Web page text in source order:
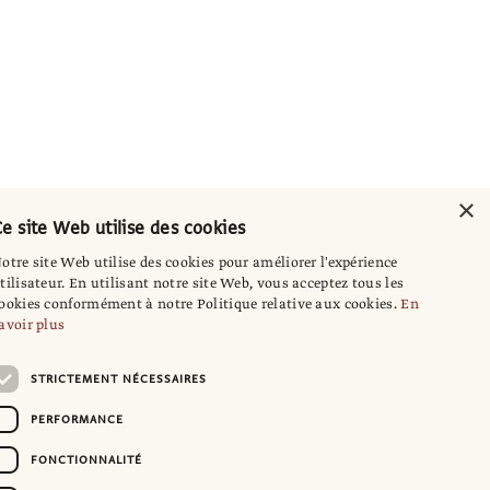
×
site Web utilise des cookies
site Web utilise des cookies pour améliorer l'expérience
En utilisant notre site Web, vous acceptez tous les
conformément à notre Politique relative aux cookies.En
plus
STRICTEMENT NÉCESSAIRES
PERFORMANCE
FONCTIONNALITÉ